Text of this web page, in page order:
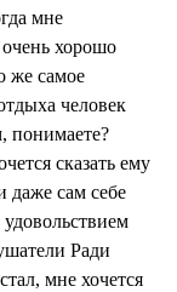
мне
хорошо
же самое
человек
понимаете?
сказать ему
даже сам себе
Ради
мне хочется